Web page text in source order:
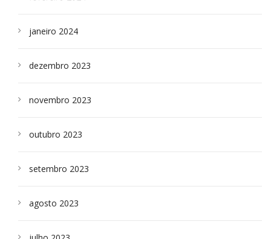
janeiro 2024
dezembro 2023
novembro 2023
outubro 2023
setembro 2023
agosto 2023